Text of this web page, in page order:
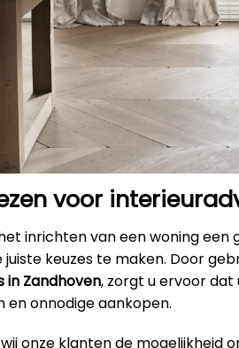
voor
inrichten van een woning een
juiste keuzes te maken. Door
in Zandhoven, zorgt u ervoor
onnodige aankopen.
onze klanten de mogelijkheid